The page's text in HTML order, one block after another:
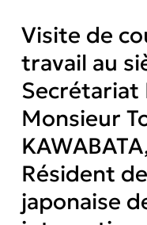
Visite de
travail au
Secrétariat
Monsieur
Résident
japonaise